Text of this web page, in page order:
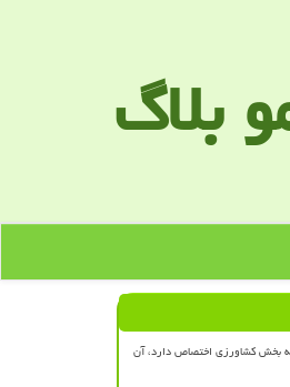
بلاگ
بخش کشاورزی اختصاص دارد، آن